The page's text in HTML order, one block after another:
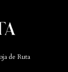
de Ruta